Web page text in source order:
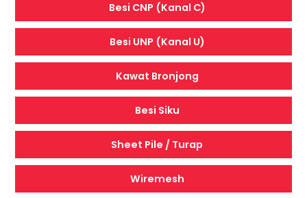
Besi CNP (Kanal C)
Besi UNP (Kanal U)
Kawat Bronjong
Besi Siku
Sheet Pile / Turap
Wiremesh